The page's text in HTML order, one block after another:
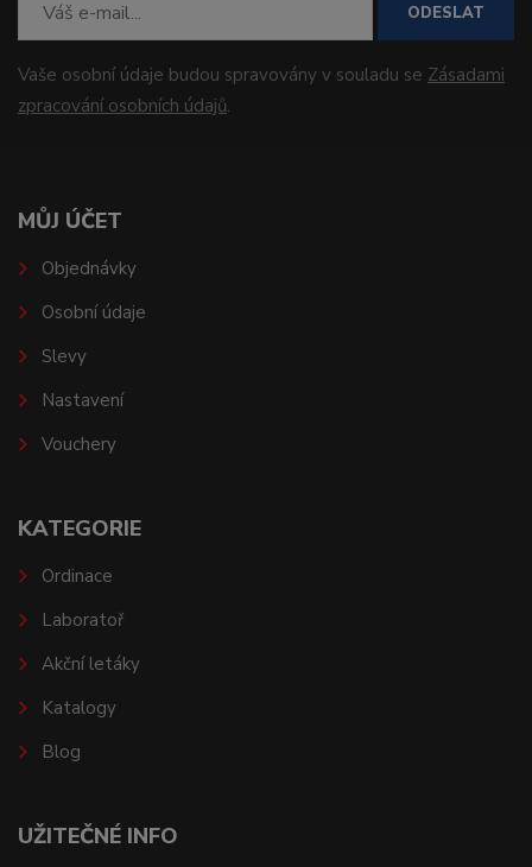
ODESLAT
Vaše osobní údaje budou spravovány v souladu se Zásadami
zpracování osobních údajů.
MŮJ ÚČET
Objednávky
Osobní údaje
Slevy
Nastavení
Vouchery
KATEGORIE
Ordinace
Laboratoř
Akční letáky
Katalogy
Blog
UŽITEČNÉ INFO